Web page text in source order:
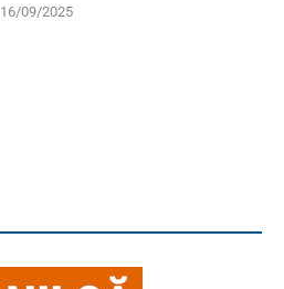
16/09/2025